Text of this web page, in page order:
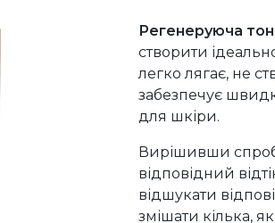
Регенеруюча
створити
легко лягає, не
забезпечує
для шкіри.
Вирішивши
відповідний
відшукати
змішати кілька,